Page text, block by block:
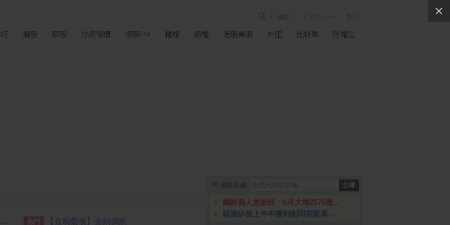
選股 類股 分類報價 個股PK 權證 期權 港股美股 外匯 比特幣 除權息
台積電ADR6日上漲4.20美元漲幅1.01%折台股2698.31元 熱門 【金屬盤後】金銅價跌
個股名稱
國銀個人放款旺 6月大增2575億...
穎崴矽格上半年獲利創同期新高...